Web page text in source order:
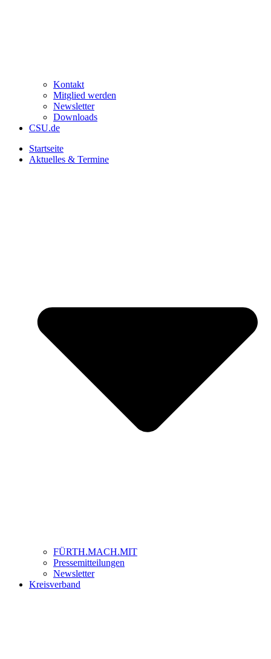
Kontakt
Mitglied werden
Newsletter
Downloads
CSU.de
Startseite
Aktuelles & Termine
FÜRTH.MACH.MIT
Pressemitteilungen
Newsletter
Kreisverband